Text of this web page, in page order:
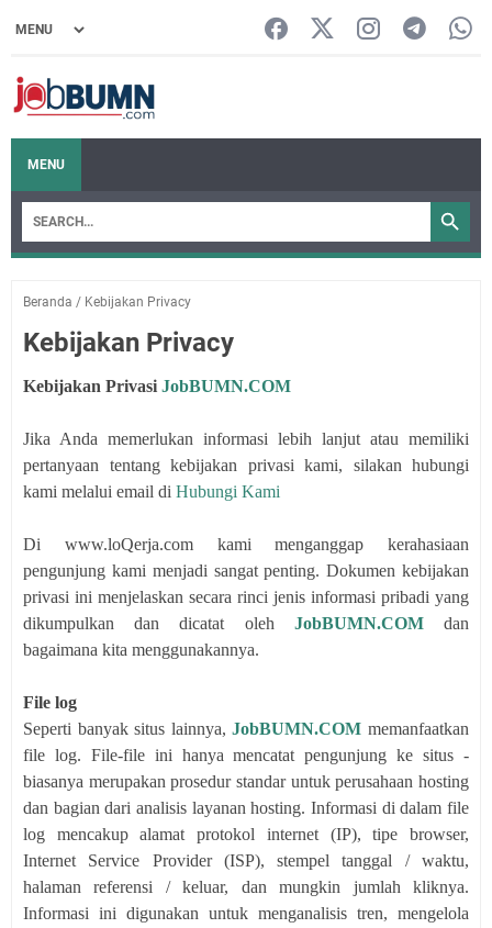
MENU
Beranda / Kebijakan Privacy
Kebijakan Privacy
Kebijakan Privasi JobBUMN.COM
Jika Anda memerlukan informasi lebih lanjut atau memiliki
pertanyaan tentang kebijakan privasi kami, silakan hubungi
kami melalui email di Hubungi Kami
Di www.loQerja.com kami menganggap kerahasiaan
pengunjung kami menjadi sangat penting. Dokumen kebijakan
privasi ini menjelaskan secara rinci jenis informasi pribadi yang
dikumpulkan dan dicatat oleh JobBUMN.COMdan
bagaimana kita menggunakannya.
File log
Seperti banyak situs lainnya,JobBUMN.COM memanfaatkan
file log. File-file ini hanya mencatat pengunjung ke situs -
biasanya merupakan prosedur standar untuk perusahaan hosting
dan bagian dari analisis layanan hosting. Informasi di dalam file
log mencakup alamat protokol internet (IP), tipe browser,
Internet Service Provider (ISP), stempel tanggal / waktu,
halaman referensi / keluar, dan mungkin jumlah kliknya.
Informasi ini digunakan untuk menganalisis tren, mengelola